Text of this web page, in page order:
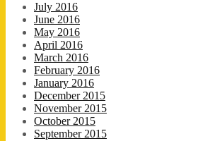
July 2016
June 2016
May 2016
April 2016
March 2016
February 2016
January 2016
December 2015
November 2015
October 2015
September 2015